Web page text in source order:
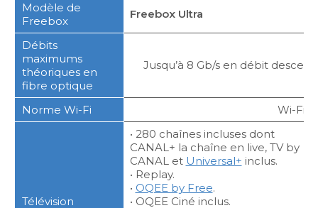
Modèle de
Freebox
Freebox Ultra
Débits
maximums
théoriques en
fibre optique
Jusqu’à 8 Gb/s en débit
Norme Wi-Fi Wi-Fi 7
Télévision
• 280 chaînes incluses dont
CANAL+ la chaîne en live, TV by
CANAL et Universal+ inclus.
• Replay.
• OQEE by Free.
• OQEE Ciné inclus.